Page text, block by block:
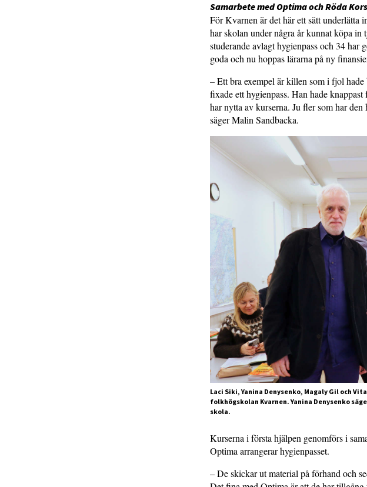
Samarbete med Optima och Röda
För Kvarnen är det här ett sätt underlätta
har skolan under några år kunnat köpa
studerande avlagt hygienpass och 34 har
goda och nu hoppas lärarna på ny
– Ett bra exempel är killen som i fjol
fixade ett hygienpass. Han hade
har nytta av kurserna. Ju fler som har
säger Malin Sandbacka.
Laci Siki, Yanina Denysenko, Magaly Gil och
folkhögskolan Kvarnen. Yanina Denysenko
skola.
Kurserna i första hjälpen genomförs i
Optima arrangerar hygienpasset.
– De skickar ut material på förhand och